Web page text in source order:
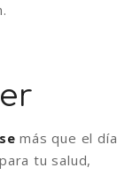
más que el día
tu salud,